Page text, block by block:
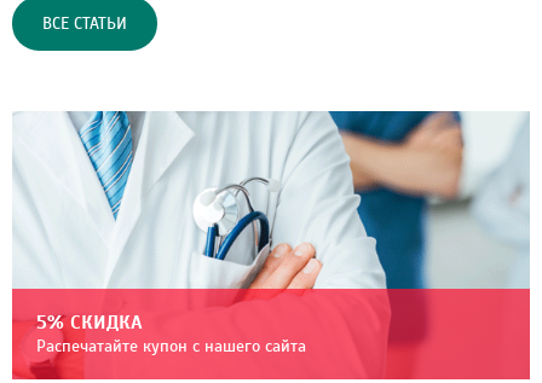
ВСЕ СТАТЬИ
5% СКИДКА
Распечатайте купон с нашего сайта